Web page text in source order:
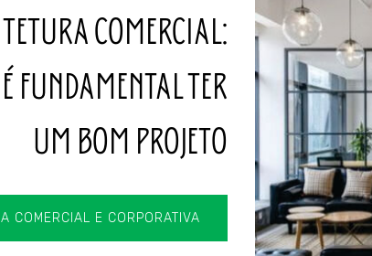
COMERCIAL:
FUNDAMENTAL TER
UM BOM PROJETO
COMERCIAL E CORPORATIVA